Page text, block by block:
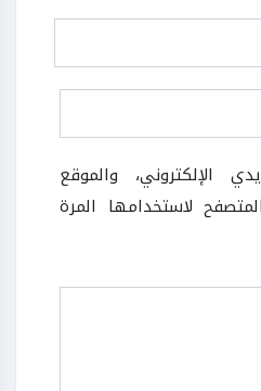
الإلكتروني، والموقع
لاستخدامها المرة